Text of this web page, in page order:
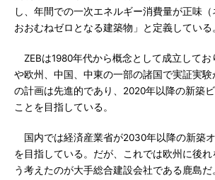
し、年間での一次エネルギー消費量が正味
おおむねゼロとなる建築物」と定義している
ZEBは1980年代から概念として成立してお
や欧州、中国、中東の一部の諸国で実証実験
の計画は先進的であり、2020年以降の新築
ことを目指している。
国内では経済産業省が2030年以降の新築
を目指している。だが、これでは欧州に後れ
う考えたのが大手総合建設会社である鹿島